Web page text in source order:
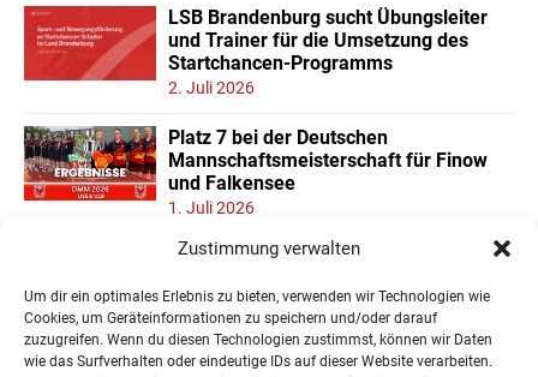
Zustimmung verwalten
Um dir ein optimales Erlebnis zu bieten, verwenden wir Technologien wie
Cookies, um Geräteinformationen zu speichern und/oder darauf
zuzugreifen. Wenn du diesen Technologien zustimmst, können wir Daten
wie das Surfverhalten oder eindeutige IDs auf dieser Website verarbeiten.
LSB Brandenburg sucht Übungsleiter
und Trainer für die Umsetzung des
Startchancen-Programms
2. Juli 2026
Platz 7 bei der Deutschen
Mannschaftsmeisterschaft für Finow
und Falkensee
1. Juli 2026
Neuer Teilnehmerrekord und Finower
Landesmannschaftspokal U11/13
22. Juni 2026